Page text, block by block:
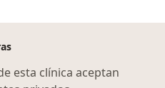
esta clínica aceptan